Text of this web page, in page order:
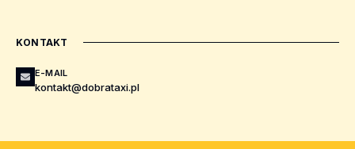
KONTAKT
E-MAIL
kontakt@dobrataxi.pl